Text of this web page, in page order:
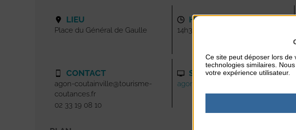
LIEU
Place du Général de Gaulle
CONTACT
agon-coutainville@tourisme-
coutances.fr
02 33 19 08 10
HORAIRES
14h30-16h
SITE INTERNET
agoncoutainville.fr
Ce site peut déposer lors de
technologies similaires.
votre expérience utilisateur.